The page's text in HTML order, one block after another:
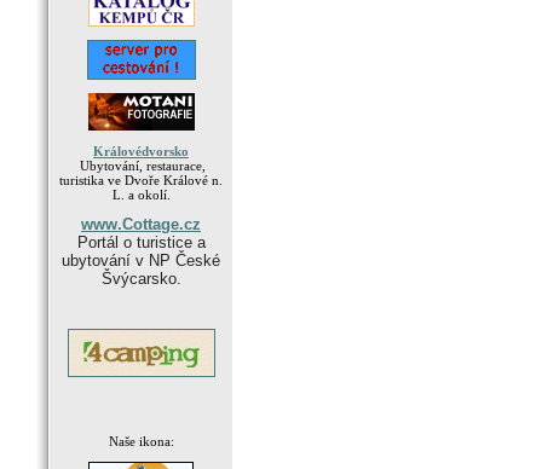
Královédvorsko
Ubytování, restaurace,
turistika ve Dvoře Králové n.
L. a okolí.
www.Cottage.cz
Portál o turistice a
ubytování v NP České
Švýcarsko.
Naše ikona: